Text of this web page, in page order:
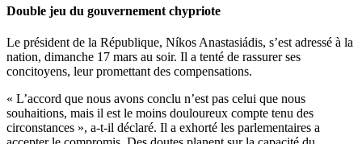
Double jeu du gouvernement chypriote
Le président de la République, Níkos Anastasiádis, s’est adressé à la
nation, dimanche 17 mars au soir. Il a tenté de rassurer ses
concitoyens, leur promettant des compensations.
« L’accord que nous avons conclu n’est pas celui que nous
souhaitions, mais il est le moins douloureux compte tenu des
circonstances », a-t-il déclaré. Il a exhorté les parlementaires a